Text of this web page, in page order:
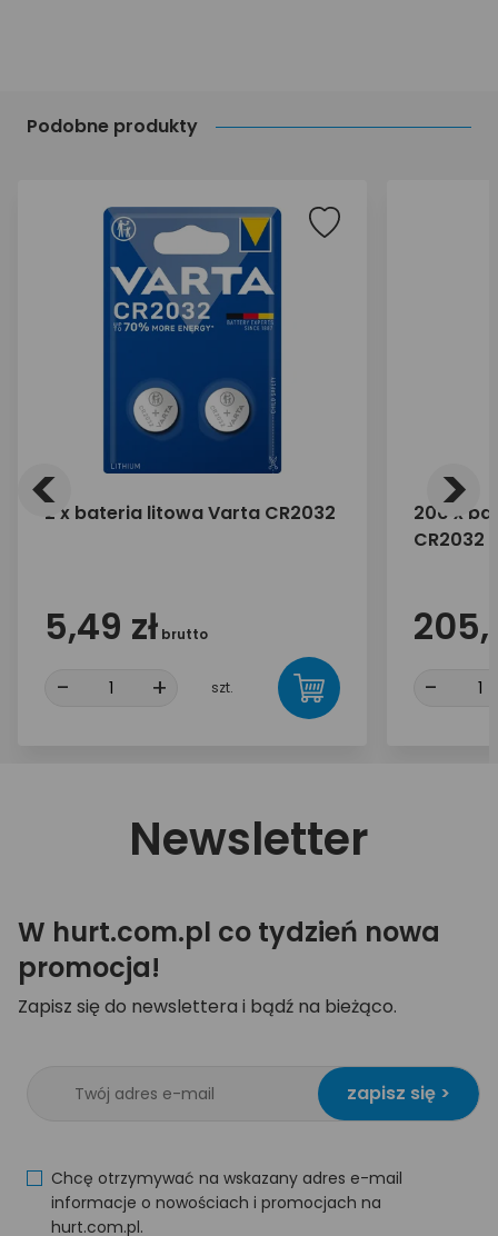
Podobne produkty
2 x bateria litowa Varta CR2032
5,49 zł brutto
- + szt.
200 x
CR2032
-
< >
Newsletter
W hurt.com.pl co tydzień nowa
promocja!
Zapisz się do newslettera i bądź na bieżąco.
zapisz się >
Chcę otrzymywać na wskazany adres e-mail
informacje o nowościach i promocjach na
hurt.com.pl.